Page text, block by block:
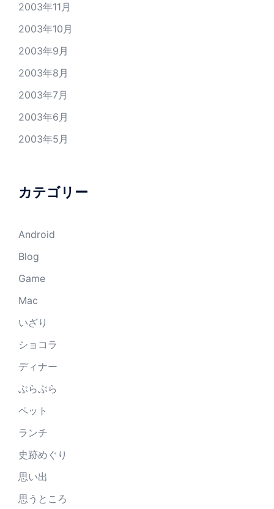
2003年11月
2003年10月
2003年9月
2003年8月
2003年7月
2003年6月
2003年5月
カテゴリー
Android
Blog
Game
Mac
いざり
ショコラ
ディナー
ぶらぶら
ペット
ランチ
史跡めぐり
思い出
思うところ